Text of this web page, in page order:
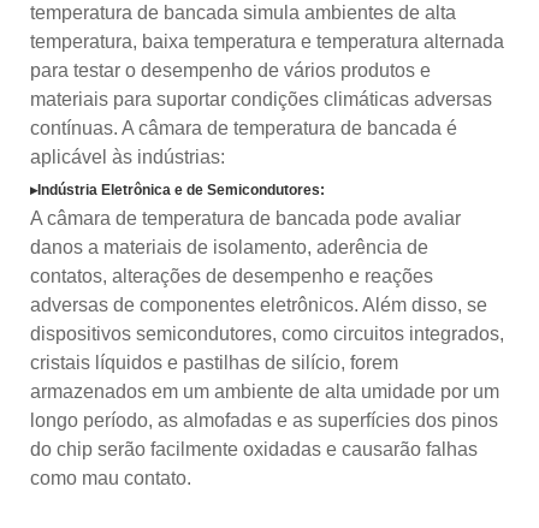
temperatura de bancada simula ambientes de alta
temperatura, baixa temperatura e temperatura alternada
para testar o desempenho de vários produtos e
materiais para suportar condições climáticas adversas
contínuas. A câmara de temperatura de bancada é
aplicável às indústrias:
▸Indústria Eletrônica e de Semicondutores:
A câmara de temperatura de bancada pode avaliar
danos a materiais de isolamento, aderência de
contatos, alterações de desempenho e reações
adversas de componentes eletrônicos. Além disso, se
dispositivos semicondutores, como circuitos integrados,
cristais líquidos e pastilhas de silício, forem
armazenados em um ambiente de alta umidade por um
longo período, as almofadas e as superfícies dos pinos
do chip serão facilmente oxidadas e causarão falhas
como mau contato.